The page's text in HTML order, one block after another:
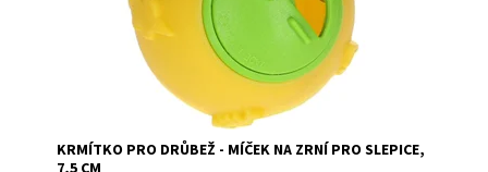
KRMÍTKO PRO DRŮBEŽ - MÍČEK NA ZRNÍ PRO SLEPICE,